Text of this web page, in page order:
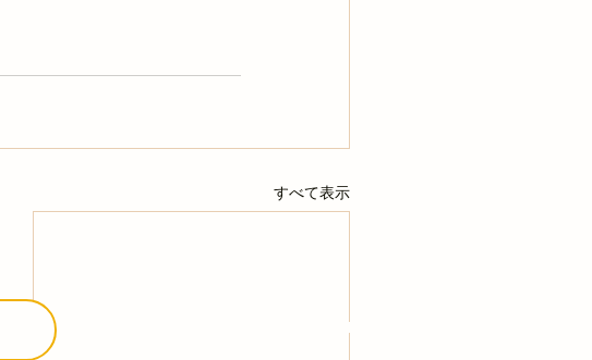
すべて表示
​手作りのホームページです🔰